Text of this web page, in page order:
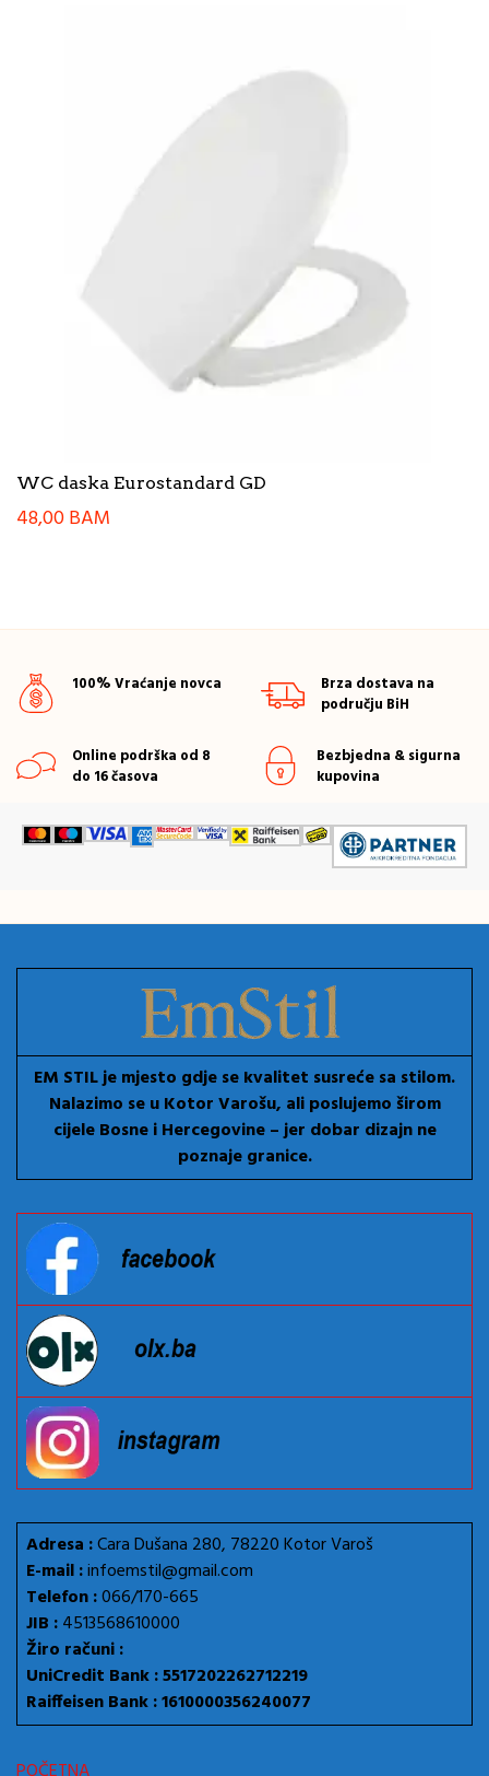
WC daska Eurostandard GD
48,00BAM
100% Vraćanje novca
Brza dostava na
području BiH
Online podrška od 8
do 16 časova
Bezbjedna & sigurna
kupovina
EM STIL je mjesto gdje se kvalitet susreće sa stilom.
Nalazimo se u Kotor Varošu, ali poslujemo širom
cijele Bosne i Hercegovine – jer dobar dizajn ne
poznaje granice.
Adresa :Cara Dušana 280, 78220 Kotor Varoš
E-mail :infoemstil@gmail.com
Telefon :066/170-665
JIB :4513568610000
Žiro računi :
UniCredit Bank : 5517202262712219
Raiffeisen Bank : 1610000356240077